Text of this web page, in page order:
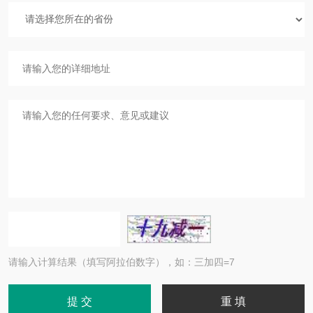
请输入计算结果（填写阿拉伯数字），如：三加四=7